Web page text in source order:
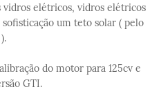
vidros elétricos, vidros elétricos
um teto solar ( pelo
do motor para 125cv e
GTI.